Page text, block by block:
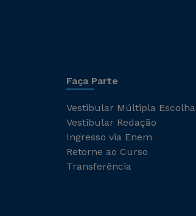
Faça Parte
Vestibular Múltipla Escolha
Vestibular Redação
Ingresso via Enem
Retorne ao Curso
Transferência